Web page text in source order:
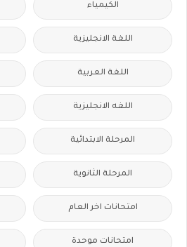
الكيمياء
اللغة الانجليزية
اللغة العربية
اللغه الانجليزية
المرحلة الابتدائية
المرحلة الثانوية
امتحانات اخر العام
امتحانات موحدة